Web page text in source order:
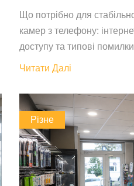
Що потрібно для
камер з телефону:
доступу та типові
Читати Далі
Різне